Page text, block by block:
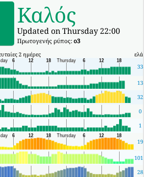
Καλός
Updated on Thursday 22:00
Πρωτογενής ρύπος:o3
2 ημέρες ελάχ
33
13
32
0
1
19
1011
28